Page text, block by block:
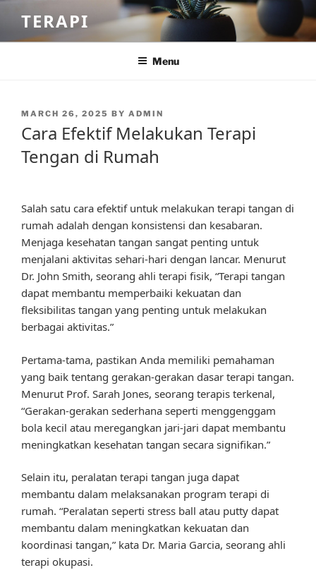
content
TERAPI
Menu
POSTED
MARCH 26, 2025 BY ADMIN
Cara Efektif Melakukan Terapi
Tengan di Rumah
Salah satu cara efektif untuk melakukan terapi tangan di
rumah adalah dengan konsistensi dan kesabaran.
Menjaga kesehatan tangan sangat penting untuk
menjalani aktivitas sehari-hari dengan lancar. Menurut
Dr. John Smith, seorang ahli terapi fisik, “Terapi tangan
dapat membantu memperbaiki kekuatan dan
fleksibilitas tangan yang penting untuk melakukan
berbagai aktivitas.”
Pertama-tama, pastikan Anda memiliki pemahaman
yang baik tentang gerakan-gerakan dasar terapi tangan.
Menurut Prof. Sarah Jones, seorang terapis terkenal,
“Gerakan-gerakan sederhana seperti menggenggam
bola kecil atau meregangkan jari-jari dapat membantu
meningkatkan kesehatan tangan secara signifikan.”
Selain itu, peralatan terapi tangan juga dapat
membantu dalam melaksanakan program terapi di
rumah. “Peralatan seperti stress ball atau putty dapat
membantu dalam meningkatkan kekuatan dan
koordinasi tangan,” kata Dr. Maria Garcia, seorang ahli
terapi okupasi.